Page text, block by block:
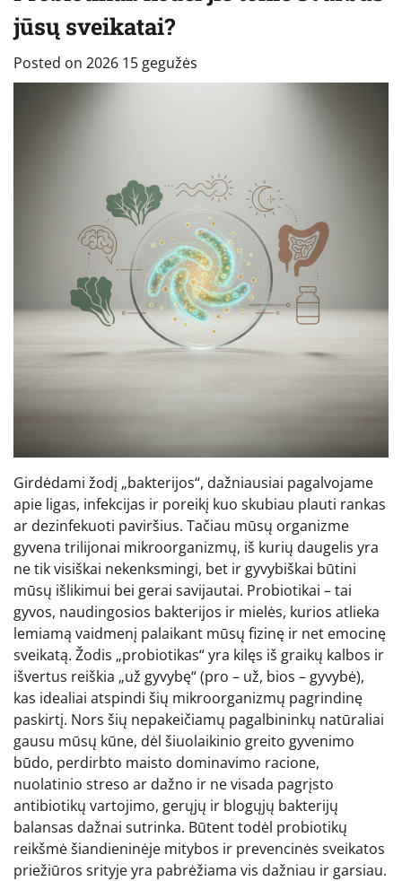
jūsų sveikatai?
Posted on 2026 15 gegužės
Girdėdami žodį „bakterijos“, dažniausiai pagalvojame
apie ligas, infekcijas ir poreikį kuo skubiau plauti rankas
ar dezinfekuoti paviršius. Tačiau mūsų organizme
gyvena trilijonai mikroorganizmų, iš kurių daugelis yra
ne tik visiškai nekenksmingi, bet ir gyvybiškai būtini
mūsų išlikimui bei gerai savijautai. Probiotikai – tai
gyvos, naudingosios bakterijos ir mielės, kurios atlieka
lemiamą vaidmenį palaikant mūsų fizinę ir net emocinę
sveikatą. Žodis „probiotikas“ yra kilęs iš graikų kalbos ir
išvertus reiškia „už gyvybę“ (pro – už, bios – gyvybė),
kas idealiai atspindi šių mikroorganizmų pagrindinę
paskirtį. Nors šių nepakeičiamų pagalbininkų natūraliai
gausu mūsų kūne, dėl šiuolaikinio greito gyvenimo
būdo, perdirbto maisto dominavimo racione,
nuolatinio streso ar dažno ir ne visada pagrįsto
antibiotikų vartojimo, gerųjų ir blogųjų bakterijų
balansas dažnai sutrinka. Būtent todėl probiotikų
reikšmė šiandieninėje mitybos ir prevencinės sveikatos
priežiūros srityje yra pabrėžiama vis dažniau ir garsiau.